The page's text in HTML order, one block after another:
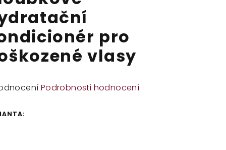
pro
vlasy
Podrobnosti hodnocení